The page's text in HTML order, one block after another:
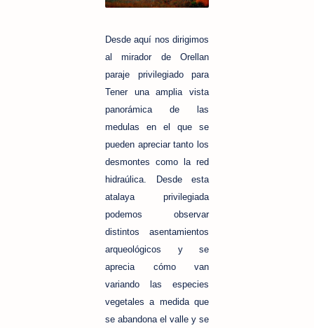
Desde aquí nos dirigimos
al mirador de Orellan
paraje privilegiado para
Tener una amplia vista
panorámica de las
medulas en el que se
pueden apreciar tanto los
desmontes como la red
hidraúlica. Desde esta
atalaya privilegiada
podemos observar
distintos asentamientos
arqueológicos y se
aprecia cómo van
variando las especies
vegetales a medida que
se abandona el valle y se